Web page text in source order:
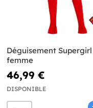
Déguisement Supergirl
femme
46,99 €
DISPONIBLE